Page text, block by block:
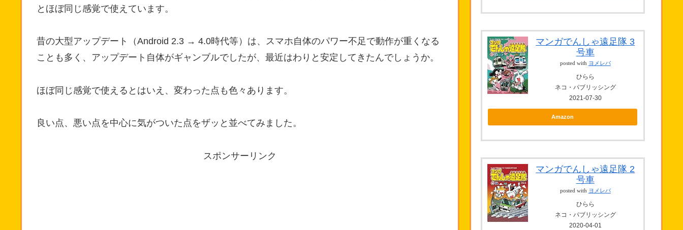
とほぼ同じ感覚で使えています。
昔の大型アップデート（Android 2.3 → 4.0時代等）は、スマホ自体のパワー不足で動作が重くなる
ことも多く、アップデート自体がギャンブルでしたが、最近はわりと安定してきたんでしょうか。
ほぼ同じ感覚で使えるとはいえ、変わった点も色々あります。
良い点、悪い点を中心に気がついた点をザッと並べてみました。
スポンサーリンク
マンガでんしゃ遠足隊 3
号車
posted with ヨメレバ
ひらら
ネコ・パブリッシング
2021-07-30
Amazon
マンガでんしゃ遠足隊 2
号車
posted with ヨメレバ
ひらら
ネコ・パブリッシング
2020-04-01